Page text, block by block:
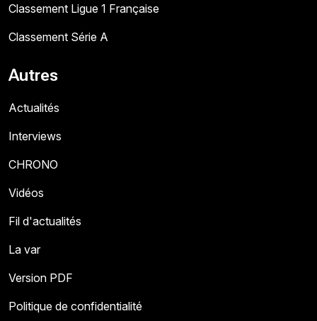
Classement Ligue 1 Française
Classement Série A
Autres
Actualités
Interviews
CHRONO
Vidéos
Fil d'actualités
La var
Version PDF
Politique de confidentialité